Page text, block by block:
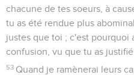
chacune de tes soeurs, à
tu as été rendue plus
justes que toi ; c'est pourquoi
confusion, vu que tu as justifié
53 Quand je ramènerai leurs